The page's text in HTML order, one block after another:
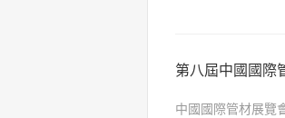
第八屆中國國際
中國國際管材展覽